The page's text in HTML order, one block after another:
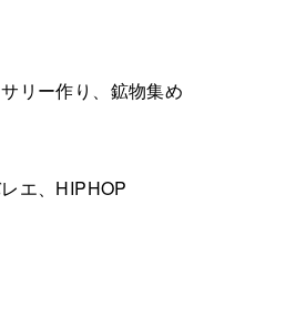
リー作り、鉱物集め
エ、HIPHOP